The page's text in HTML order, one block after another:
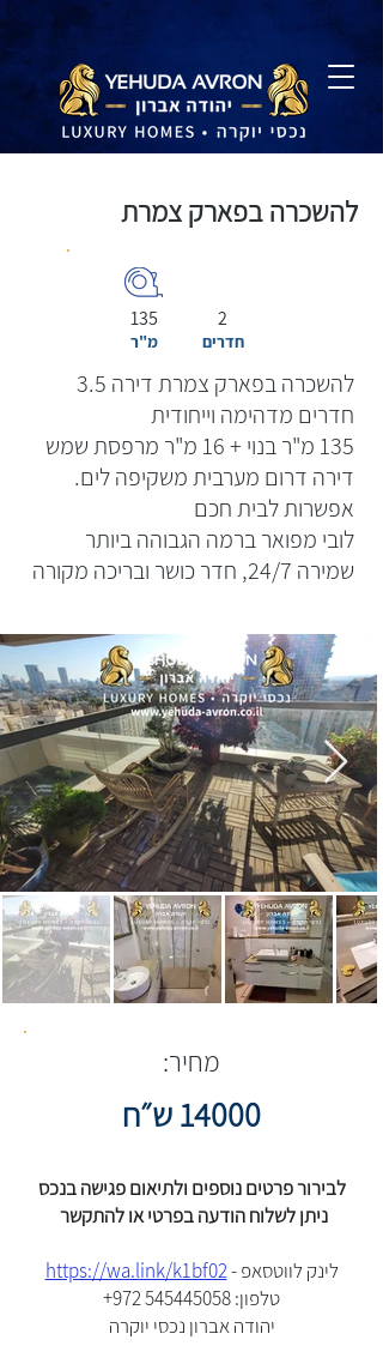
להשכרה בפארק צמרת
135
מ"ר
2
חדרים
להשכרה בפארק צמרת דירה 3.5
חדרים מדהימה וייחודית
135 מ"ר בנוי + 16 מ"ר מרפסת שמש
דירה דרום מערבית משקיפה לים.
אפשרות לבית חכם
לובי מפואר ברמה הגבוהה ביותר
שמירה 24/7, חדר כושר ובריכה מקורה
מחיר:
14000 ש״ח
לבירור פרטים נוספים ולתיאום פגישה בנכס
ניתן לשלוח הודעה בפרטי או להתקשר
לינק לווטסאפ -https://wa.link/k1bf02
+972 545445058 :טלפון
יהודה אברון נכסי יוקרה